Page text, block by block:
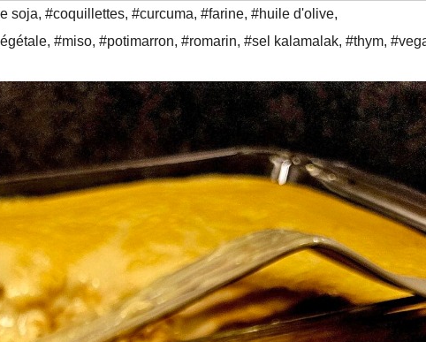
soja, #coquillettes, #curcuma, #farine, #huile d'olive,
, #miso, #potimarron, #romarin, #sel kalamalak, #thym,